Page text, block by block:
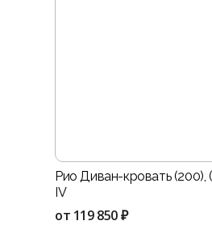
Рио Диван-кровать (200),
IV
от 119 850 ₽